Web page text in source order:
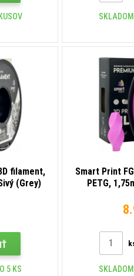
filament,
(Grey)
5 KS
Smart Print
PETG,